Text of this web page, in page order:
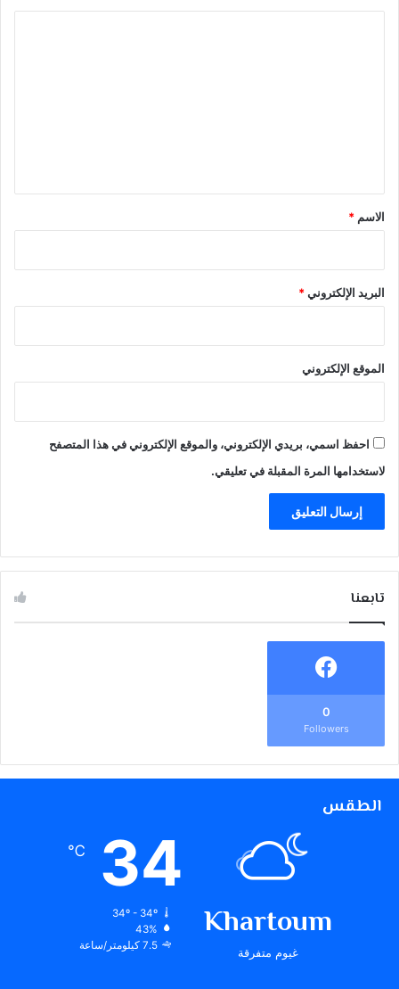
*
الاسم *
البريد الإلكتروني*
الموقع الإلكتروني
احفظ اسمي، بريدي الإلكتروني، والموقع الإلكتروني في هذا المتصفح
لاستخدامها المرة المقبلة في تعليقي.
تابعنا
0
Followers
الطقس
Khartoum
غيوم متفرقة
34
℃
34º - 34º
43%
7.5 كيلومتر/ساعة